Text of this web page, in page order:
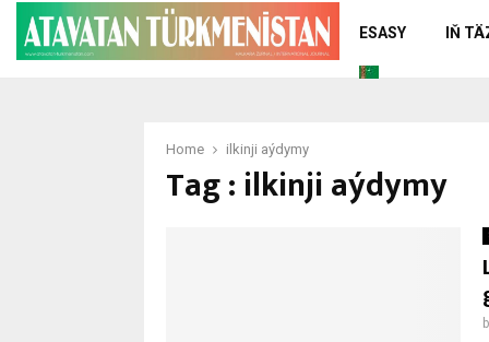
ESASY IŇ
Home ilkinji aýdymy
Tag : ilkinji aýdymy